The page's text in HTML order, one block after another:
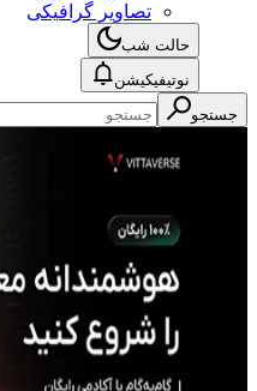
تصاویر گرافیکی
حالت شب
نوتیفیکیشن
جستجو